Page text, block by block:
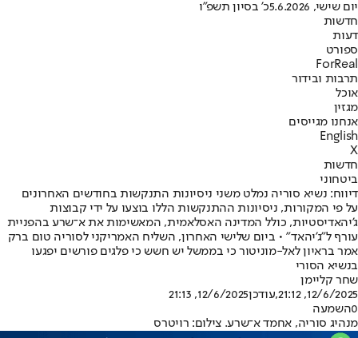
יום שישי, 5.6.2026
כ' בסיון תשפ"ו
חדשות
דעות
ספורט
ForReal
תרבות ובידור
אוכל
מגזין
אנחנו מגייסים
English
X
חדשות
ביטחוני
דיווח: נשיא סוריה נמלט משני ניסיונות התנקשות בחודשים האחרונים
על פי המקורות, ניסיונות ההתנקשות הללו בוצעו על ידי קבוצות
ג'יהאדיסטיות, כולל המדינה האסלאמית, המאשימות את א־שרע בהפניית
עורף ל"ג'יהאד" • ביום שלישי האחרון, השליח האמריקני לסוריה טום ברק
אמר בראיון לאל-מוניטור כי בממשל יש חשש כי פלגים פורשים יפגעו
בנשיא הסורי
שחר קליימן
12/6/2025, 21:12
,עודכן12/6/2025, 21:13
0השמעה
מנהיג סוריה, אחמד א־שרע. צילום: רויטרס